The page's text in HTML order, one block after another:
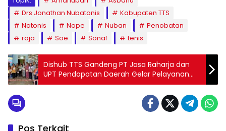
Drs Jonathan Nubatonis
Kabupaten TTS
Natonis
Nope Nuban
Penobatan
raja
Soe Sonaf tenis
Dishub TTS Gandeng PT Jasa Raharja dan
UPT Pendapatan Daerah Gelar Pelayanan
Kesehatan Gratis di Terminal Kota Soe
Pos Terkait